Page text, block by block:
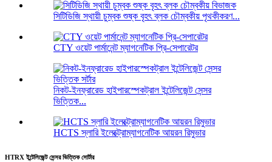
সিটিডিজি স্থায়ী চুম্বক শুষ্ক বৃহৎ ব্লক চৌম্বকীয় পৃথকীকরণ...
CTY ওয়েট পার্মানেন্ট ম্যাগনেটিক প্রি-সেপারেটর
নিকট-ইনফ্রারেড হাইপারস্পেকট্রাল ইন্টেলিজেন্ট সেন্সর
ভিত্তিক...
HCTS স্লারি ইলেক্ট্রোম্যাগনেটিক আয়রন রিমুভার
HTRX ইন্টেলিজেন্ট সেন্সর ভিত্তিক সোর্টার